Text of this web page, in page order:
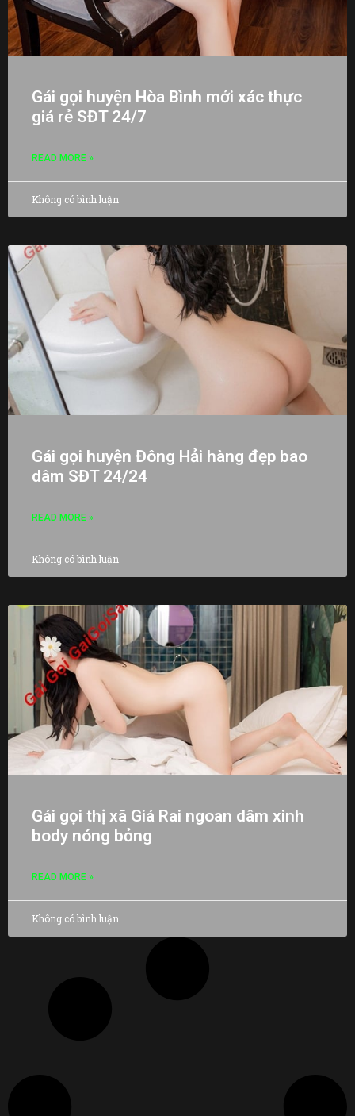
Gái gọi huyện Hòa Bình mới xác thực
giá rẻ SĐT 24/7
READ MORE »
Không có bình luận
Gái gọi huyện Đông Hải hàng đẹp bao
dâm SĐT 24/24
READ MORE »
Không có bình luận
Gái gọi thị xã Giá Rai ngoan dâm xinh
body nóng bỏng
READ MORE »
Không có bình luận